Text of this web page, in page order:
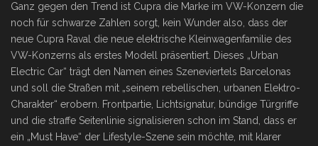
Ganz gegen den Trend ist Cupra die Marke im VW-Konzern die
noch für schwarze Zahlen sorgt, kein Wunder also, dass der
neue Cupra Raval die neue elektrische Kleinwagenfamilie des
VW-Konzerns als erstes Modell präsentiert. Dieses „Urban
Electric Car“ trägt den Namen eines Szeneviertels Barcelonas
und soll die Straßen mit „seinem rebellischen, urbanen Elektro-
Charakter“ erobern. Frontpartie, Lichtsignatur, bündige Türgriffe
und die straffe Seitenlinie signalisieren schon im Stand, dass er
ein „Must Have“ der Lifestyle-Szene sein möchte, mit klarer